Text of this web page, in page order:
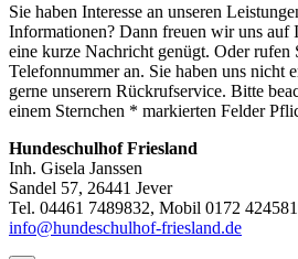
Sie haben Interesse an unseren
Informationen? Dann freuen wir uns auf
eine kurze Nachricht genügt. Oder rufen
Telefonnummer an. Sie haben uns nicht
gerne unserern Rückrufservice. Bitte
einem Sternchen * markierten Felder
Hundeschulhof Friesland
Inh. Gisela Janssen
Sandel 57, 26441 Jever
Tel. 04461 7489832, Mobil 0172
info@hundeschulhof-friesland.de